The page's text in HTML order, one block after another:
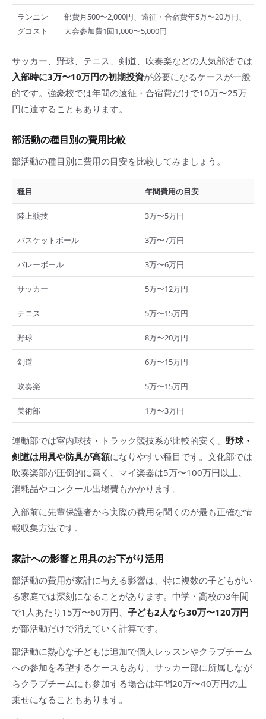
ランニン
グコスト
部費月500〜2,000円、遠征・合宿費年5万〜20万円、
大会参加費1回1,000〜5,000円
サッカー、野球、テニス、剣道、吹奏楽などの人気部活では
入部時に3万〜10万円の初期投資が必要になるケースが一般
的です。強豪校では年間の遠征・合宿費だけで10万〜25万
円に達することもあります。
部活動の種目別の費用比較
部活動の種目別に費用の目安を比較してみましょう。
種目 年間費用の目安
陸上競技 3万〜5万円
バスケットボール 3万〜7万円
バレーボール 3万〜6万円
サッカー 5万〜12万円
テニス 5万〜15万円
野球 8万〜20万円
剣道 6万〜15万円
吹奏楽 5万〜15万円
美術部 1万〜3万円
運動部では室内球技・トラック競技系が比較的安く、 野球・
剣道は用具や防具が高額になりやすい種目です。文化部では
吹奏楽部が圧倒的に高く、マイ楽器は5万〜100万円以上、
消耗品やコンクール出場費もかかります。
入部前に先輩保護者から実際の費用を聞くのが最も正確な情
報収集方法です。
家計への影響と用具のお下がり活用
部活動の費用が家計に与える影響は、特に複数の子どもがい
る家庭では深刻になることがあります。中学・高校の3年間
で1人あたり15万〜60万円、 子ども2人なら30万〜120万円
が部活動だけで消えていく計算です。
部活動に熱心な子どもは追加で個人レッスンやクラブチーム
への参加を希望するケースもあり、サッカー部に所属しなが
らクラブチームにも参加する場合は年間20万〜40万円の上
乗せになることもあります。